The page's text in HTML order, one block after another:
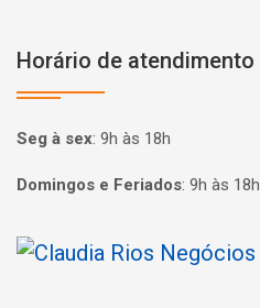
Horário de atendimento
Seg à sex: 9h às 18h
Domingos e Feriados: 9h às 18h
Página inicial